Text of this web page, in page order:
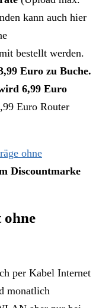
kann auch hier
bestellt werden.
Euro zu Buche.
6,99 Euro
Euro Router
ohne
Discountmarke
per Kabel Internet
monatlich